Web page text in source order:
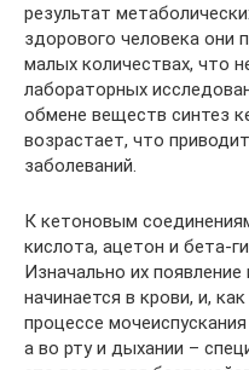
результат
здорового человека они
малых количествах, что
лабораторных
обмене веществ синтез
возрастает, что
заболеваний.
К кетоновым
кислота, ацетон и бета-
Изначально их
начинается в крови, и,
процессе
а во рту и дыхании –